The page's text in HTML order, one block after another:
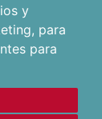
y
, para
para